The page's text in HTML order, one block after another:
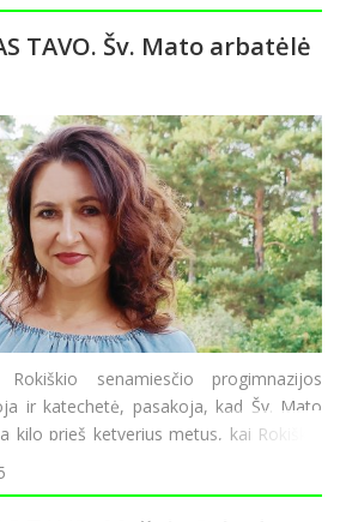
TAVO. Šv. Mato arbatėlė
senamiesčio progimnazijos
ir katechetė, pasakoja, kad Šv. Mato
kilo prieš ketverius metus, kai Rokiškio
Mato bažnyčios dekanas Eimantas